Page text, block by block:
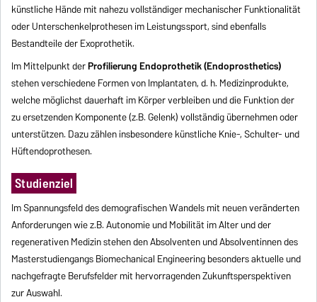
künstliche Hände mit nahezu vollständiger mechanischer Funktionalität
oder Unterschenkelprothesen im Leistungssport, sind ebenfalls
Bestandteile der Exoprothetik.
Im Mittelpunkt derProfilierung Endoprothetik (Endoprosthetics)
stehen verschiedene Formen von Implantaten, d. h. Medizinprodukte,
welche möglichst dauerhaft im Körper verbleiben und die Funktion der
zu ersetzenden Komponente (z.B. Gelenk) vollständig übernehmen oder
unterstützen. Dazu zählen insbesondere künstliche Knie-, Schulter- und
Hüftendoprothesen.
Studienziel
Im Spannungsfeld des demografischen Wandels mit neuen veränderten
Anforderungen wie z.B. Autonomie und Mobilität im Alter und der
regenerativen Medizin stehen den Absolventen und Absolventinnen des
Masterstudiengangs Biomechanical Engineering besonders aktuelle und
nachgefragte Berufsfelder mit hervorragenden Zukunftsperspektiven
zur Auswahl.